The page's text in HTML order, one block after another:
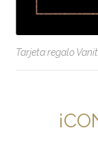
Tarjeta regalo